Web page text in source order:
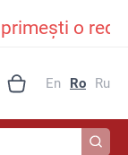
En Ro Ru